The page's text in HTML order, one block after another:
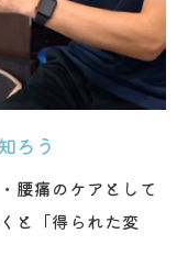
整体の必要性
本的効果とは
理由を探る
リット
る理由とは
効な理由
ろう
腰痛のケアとして
と「得られた変